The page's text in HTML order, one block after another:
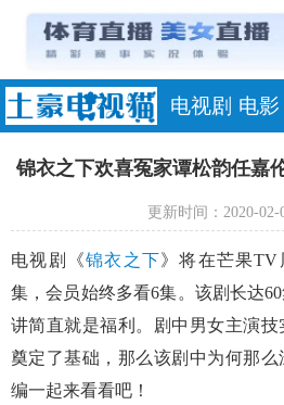
电视剧 电影
锦衣之下欢喜冤家谭松韵任嘉
更新时间：2020-02-
电视剧《锦衣之下》将在芒果TV
集，会员始终多看6集。该剧长达
讲简直就是福利。剧中男女主演
奠定了基础，那么该剧中为何那
编一起来看看吧！